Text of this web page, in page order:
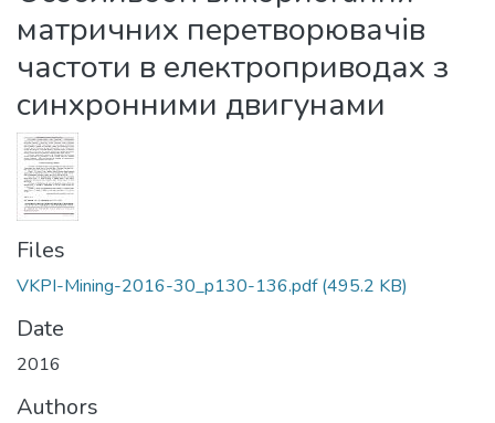
матричних перетворювачів
частоти в електроприводах з
синхронними двигунами
Files
VKPI-Mining-2016-30_p130-136.pdf(495.2 KB)
Date
2016
Authors